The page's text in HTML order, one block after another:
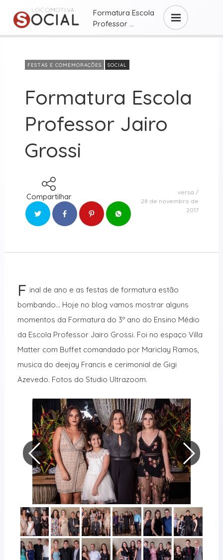
Formatura Escola
Professor ...
FESTAS E COMEMORAÇÕES SOCIAL
Formatura Escola
Professor Jairo
Grossi
Compartilhar
versa
28 de novembro de
2017
F inal de ano e as festas de formatura estão
bombando… Hoje no blog vamos mostrar alguns
momentos da Formatura do 3º ano do Ensino Médio
da Escola Professor Jairo Grossi. Foi no espaço Villa
Matter com Buffet comandado por Mariclay Ramos,
musica do deejay Francis e cerimonial de Gigi
Azevedo. Fotos do Studio Ultrazoom.